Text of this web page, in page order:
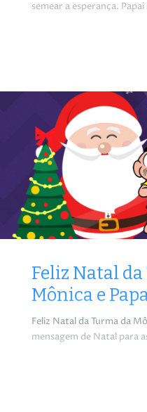
semear a esperança.
Feliz Natal
Mônica e
Feliz Natal da Turma da
mensagem de Natal para